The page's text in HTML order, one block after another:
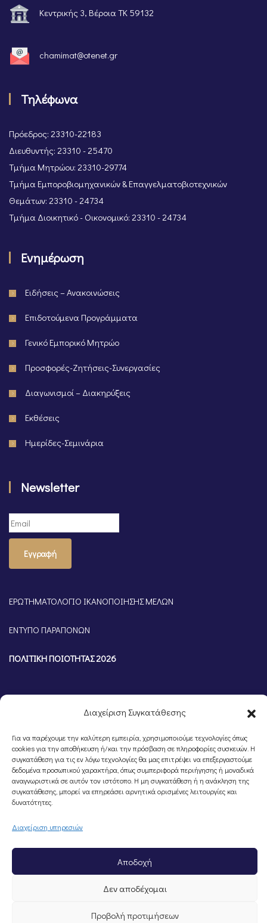
Διαχείριση Συγκατάθεσης
Για να παρέχουμε την καλύτερη εμπειρία, χρησιμοποιούμε τεχνολογίες όπως
cookies για την αποθήκευση ή/και την πρόσβαση σε πληροφορίες συσκευών. Η
συγκατάθεση για τις εν λόγω τεχνολογίες θα μας επιτρέψει να επεξεργαστούμε
δεδομένα προσωπικού χαρακτήρα, όπως συμπεριφορά περιήγησης ή μοναδικά
αναγνωριστικά σε αυτόν τον ιστότοπο. Η μη συγκατάθεση ή η ανάκληση της
συγκατάθεσης, μπορεί να επηρεάσει αρνητικά ορισμένες λειτουργίες και
δυνατότητες.
Διαχείριση υπηρεσιών
Αποδοχή
Δεν αποδέχομαι
Προβολή προτιμήσεων
Κεντρικής 3, Βέροια ΤΚ 59132
chamimat@otenet.gr
Τηλέφωνα
Πρόεδρος: 23310-22183
Διευθυντής: 23310 - 25470
Τμήμα Μητρώου: 23310-29774
Τμήμα Εμποροβιομηχανικών & Επαγγελματοβιοτεχνικών
Θεμάτων: 23310 - 24734
Τμήμα Διοικητικό - Οικονομικό: 23310 - 24734
Ενημέρωση
Ειδήσεις – Ανακοινώσεις
Επιδοτούμενα Προγράμματα
Γενικό Εμπορικό Μητρώο
Προσφορές-Ζητήσεις-Συνεργασίες
Διαγωνισμοί – Διακηρύξεις
Εκθέσεις
Ημερίδες-Σεμινάρια
Newsletter
Εγγραφή
ΕΡΩΤΗΜΑΤΟΛΟΓΙΟ ΙΚΑΝΟΠΟΙΗΣΗΣ ΜΕΛΩΝ
ΕΝΤΥΠΟ ΠΑΡΑΠΟΝΩΝ
ΠΟΛΙΤΙΚΗ ΠΟΙΟΤΗΤΑΣ 2026
©Portal Επιμελητηρίου Ημαθίας, Powered byKnowledge A.E.